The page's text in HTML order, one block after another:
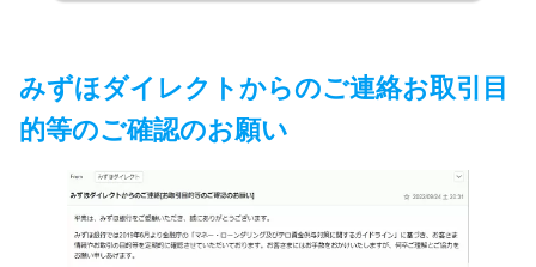
みずほダイレクトからのご連絡お取引目
的等のご確認のお願い